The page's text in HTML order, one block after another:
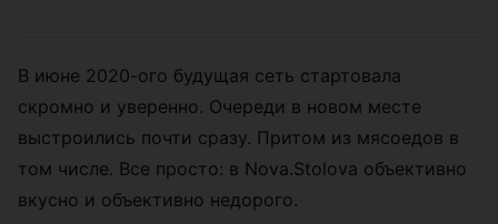
В июне 2020-ого будущая сеть стартовала
скромно и уверенно. Очереди в новом месте
выстроились почти сразу. Притом из мясоедов в
том числе. Все просто: в Nova.Stolova объективно
вкусно и объективно недорого.